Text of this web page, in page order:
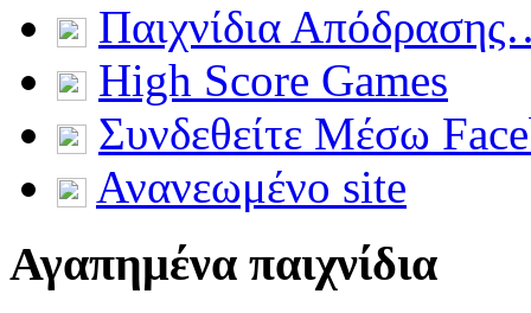
Παιχνίδια
High Score Games
Συνδεθείτε Μέσω
Ανανεωμένο site
Αγαπημένα παιχνίδια